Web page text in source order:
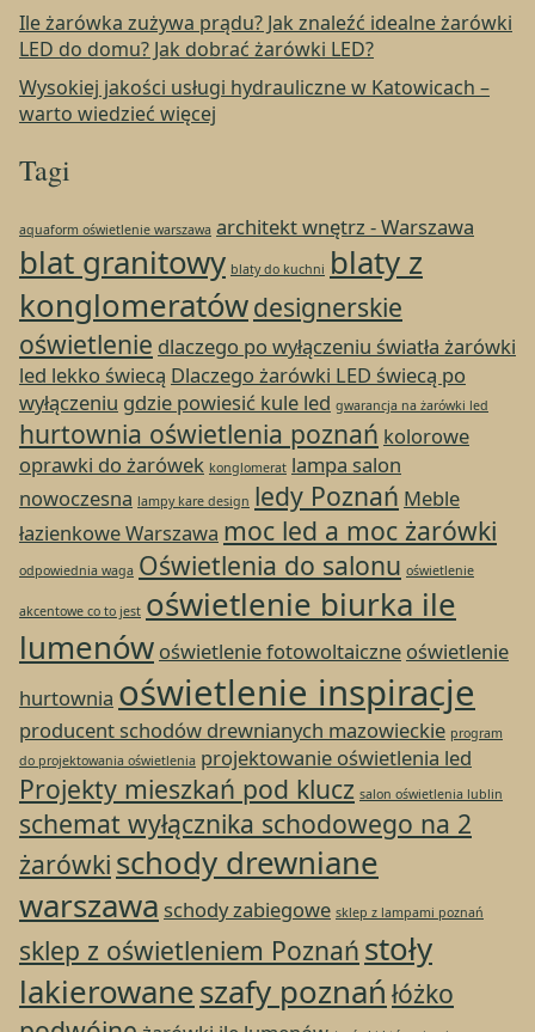
Ile żarówka zużywa prądu? Jak znaleźć idealne żarówki
LED do domu? Jak dobrać żarówki LED?
Wysokiej jakości usługi hydrauliczne w Katowicach –
warto wiedzieć więcej
Tagi
aquaform oświetlenie warszawa architekt wnętrz - Warszawa
blat granitowy blaty do kuchni blaty z
konglomeratówdesignerskie
oświetlenie dlaczego po wyłączeniu światła żarówki
led lekko świecą Dlaczego żarówki LED świecą po
wyłączeniu gdzie powiesić kule led gwarancja na żarówki led
hurtownia oświetlenia poznań kolorowe
oprawki do żarówek konglomerat lampa salon
nowoczesna lampy kare design ledy Poznań Meble
łazienkowe Warszawa moc led a moc żarówki
odpowiednia waga Oświetlenia do salonu oświetlenie
akcentowe co to jest oświetlenie biurka ile
lumenów oświetlenie fotowoltaiczne oświetlenie
hurtownia oświetlenie inspiracje
producent schodów drewnianych mazowieckie program
do projektowania oświetlenia projektowanie oświetlenia led
Projekty mieszkań pod klucz salon oświetlenia lublin
schemat wyłącznika schodowego na 2
żarówki schody drewniane
warszawa schody zabiegowe sklep z lampami poznań
sklep z oświetleniem Poznań stoły
lakierowaneszafy poznań łóżko